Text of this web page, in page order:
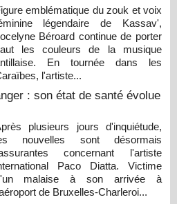
emblématique du zouk et voix
légendaire de Kassav',
Béroard continue de porter
les couleurs de la musique
En tournée dans les
l'artiste...
: son état de santé évolue
plusieurs jours d'inquiétude,
nouvelles sont désormais
concernant l'artiste
Paco Diatta. Victime
malaise à son arrivée à
de Bruxelles-Charleroi...